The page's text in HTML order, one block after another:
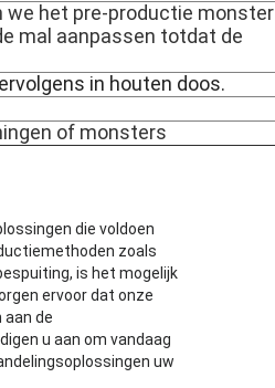
het pre-productie monster
mal aanpassen totdat de
in houten doos.
of monsters
die voldoen
zoals
is het mogelijk
ervoor dat onze
de
u aan om vandaag
uw